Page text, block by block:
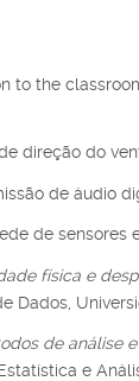
to the
direção do
de áudio
de
física e
Dados,
de análise
e